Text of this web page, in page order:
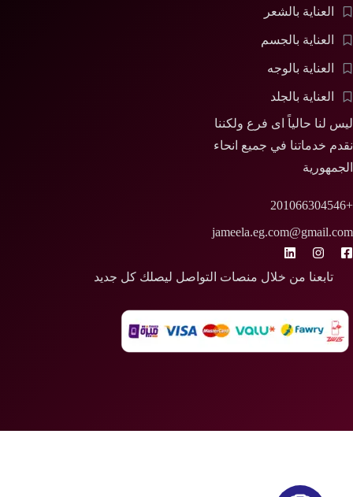
العناية بالشعر
العناية بالجسم
العناية بالوجه
العناية بالجلد
لنا حالياً اى فرع ولكننا
خدماتنا في جميع انحاء
تابعنا من خلال منصات التواصل ليصلك كل جديد